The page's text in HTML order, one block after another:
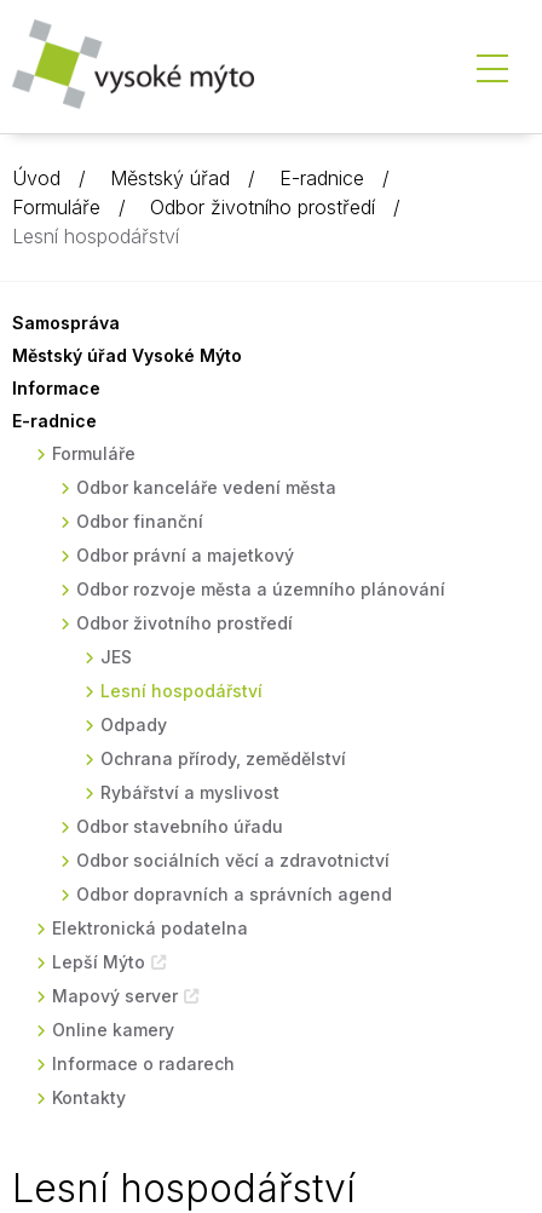
Úvod Městský úřad
E-radnice
Formuláře
Odbor životního prostředí
Lesní hospodářství
Samospráva
Městský úřad Vysoké Mýto
Informace
E-radnice
Formuláře
Odbor kanceláře vedení města
Odbor finanční
Odbor právní a majetkový
Odbor rozvoje města a územního plánování
Odbor životního prostředí
JES
Lesní hospodářství
Odpady
Ochrana přírody, zemědělství
Rybářství a myslivost
Odbor stavebního úřadu
Odbor sociálních věcí a zdravotnictví
Odbor dopravních a správních agend
Elektronická podatelna
Lepší Mýto
Mapový server
Online kamery
Informace o radarech
Kontakty
Lesní hospodářství